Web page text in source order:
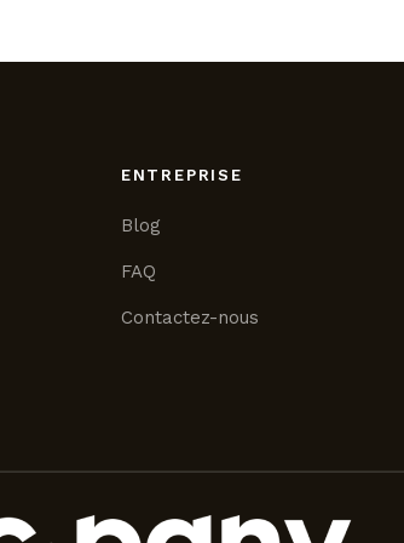
ENTREPRISE
Blog
FAQ
Contactez-nous